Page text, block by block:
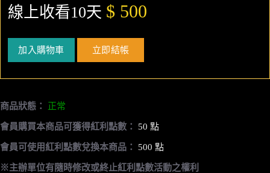
線上收看10天 $ 500
加入購物車 立即結帳
商品狀態： 正常
會員購買本商品可獲得紅利點數： 50 點
會員可使用紅利點數兌換本商品： 500 點
※主辦單位有隨時修改或終止紅利點數活動之權利